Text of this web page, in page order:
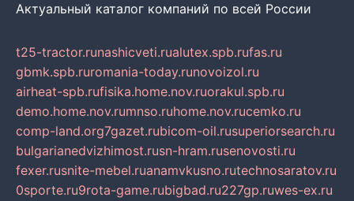
Актуальный каталог компаний по всей России
t25-tractor.runashicveti.rualutex.spb.rufas.ru
gbmk.spb.ruromania-today.runovoizol.ru
airheat-spb.rufisika.home.nov.ruorakul.spb.ru
demo.home.nov.rumnso.ruhome.nov.rucemko.ru
comp-land.org7gazet.rubicom-oil.rusuperiorsearch.ru
bulgarianedvizhimost.rusn-hram.rusenovosti.ru
fexer.rusnite-mebel.ruanamvkusno.rutechnosaratov.ru
0sporte.ru9rota-game.rubigbad.ru227gp.ruwes-ex.ru